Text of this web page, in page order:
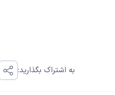
به اشتراک بگذارید: